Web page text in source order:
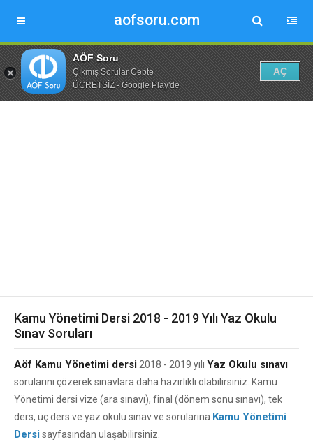
aofsoru.com
AÖF Soru
Çıkmış Sorular Cepte
ÜCRETSİZ - Google Play'de
AÇ
Kamu Yönetimi Dersi 2018 - 2019 Yılı Yaz Okulu
Sınav Soruları
Aöf Kamu Yönetimi dersi 2018 - 2019 yılı Yaz Okulu sınavı
sorularını çözerek sınavlara daha hazırlıklı olabilirsiniz. Kamu
Yönetimi dersi vize (ara sınavı), final (dönem sonu sınavı), tek
ders, üç ders ve yaz okulu sınav ve sorularına Kamu Yönetimi
Dersisayfasından ulaşabilirsiniz.